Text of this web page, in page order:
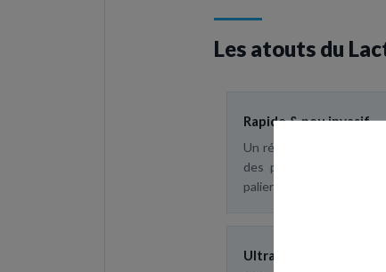
Les atouts du
Rapide & peu invasif
Un résultat en 15
des prélèvements plus
paliers fluide.
Ultra-compact